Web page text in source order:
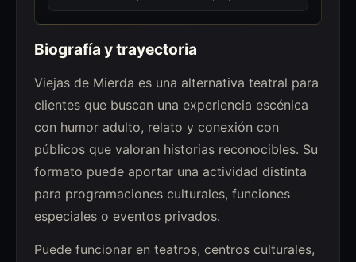
Biografía y trayectoria
Viejas de Mierda es una alternativa teatral para
clientes que buscan una experiencia escénica
con humor adulto, relato y conexión con
públicos que valoran historias reconocibles. Su
formato puede aportar una actividad distinta
para programaciones culturales, funciones
especiales o eventos privados.
Puede funcionar en teatros, centros culturales,